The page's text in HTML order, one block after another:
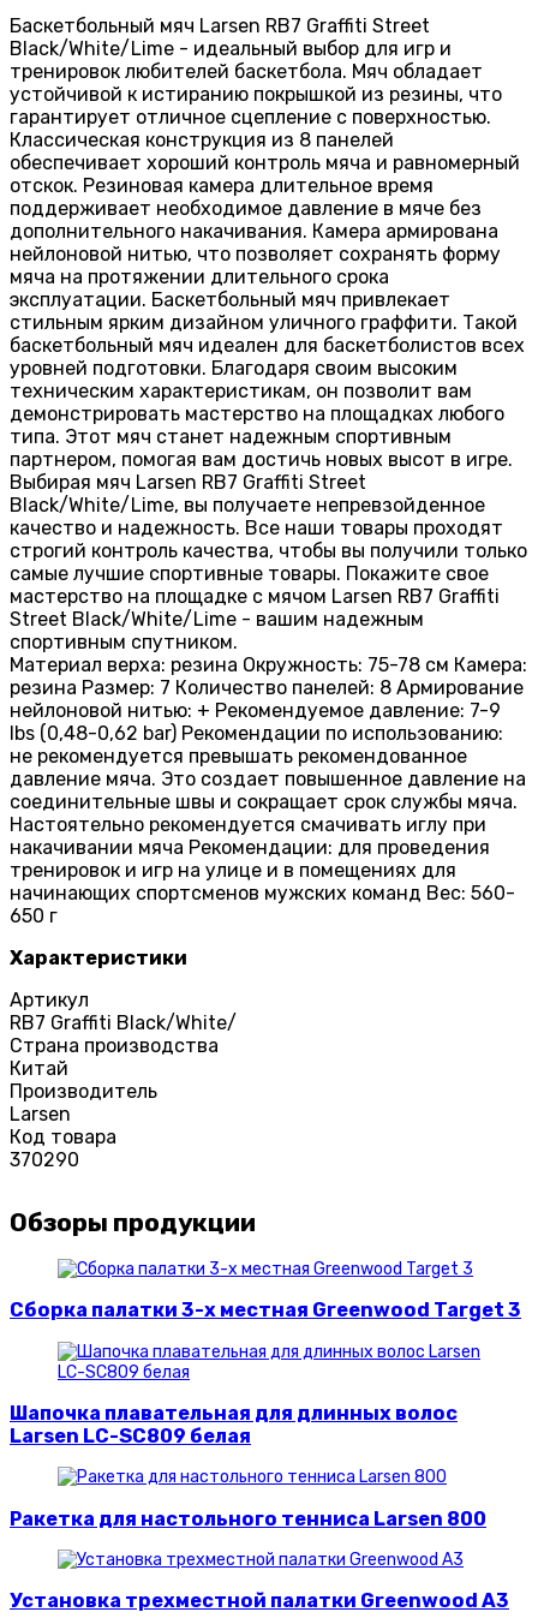
Баскетбольный мяч Larsen RB7 Graffiti Street
Black/White/Lime - идеальный выбор для игр и
тренировок любителей баскетбола. Мяч обладает
устойчивой к истиранию покрышкой из резины, что
гарантирует отличное сцепление с поверхностью.
Классическая конструкция из 8 панелей
обеспечивает хороший контроль мяча и равномерный
отскок. Резиновая камера длительное время
поддерживает необходимое давление в мяче без
дополнительного накачивания. Камера армирована
нейлоновой нитью, что позволяет сохранять форму
мяча на протяжении длительного срока
эксплуатации. Баскетбольный мяч привлекает
стильным ярким дизайном уличного граффити. Такой
баскетбольный мяч идеален для баскетболистов всех
уровней подготовки. Благодаря своим высоким
техническим характеристикам, он позволит вам
демонстрировать мастерство на площадках любого
типа. Этот мяч станет надежным спортивным
партнером, помогая вам достичь новых высот в игре.
Выбирая мяч Larsen RB7 Graffiti Street
Black/White/Lime, вы получаете непревзойденное
качество и надежность. Все наши товары проходят
строгий контроль качества, чтобы вы получили только
самые лучшие спортивные товары. Покажите свое
мастерство на площадке с мячом Larsen RB7 Graffiti
Street Black/White/Lime - вашим надежным
спортивным спутником.
Материал верха: резина Окружность: 75-78 см Камера:
резина Размер: 7 Количество панелей: 8 Армирование
нейлоновой нитью: + Рекомендуемое давление: 7-9
lbs (0,48-0,62 bar) Рекомендации по использованию:
не рекомендуется превышать рекомендованное
давление мяча. Это создает повышенное давление на
соединительные швы и сокращает срок службы мяча.
Настоятельно рекомендуется смачивать иглу при
накачивании мяча Рекомендации: для проведения
тренировок и игр на улице и в помещениях для
начинающих спортсменов мужских команд Вес: 560-
650 г
Характеристики
Артикул
RB7 Graffiti Black/White/
Страна производства
Китай
Производитель
Larsen
Код товара
370290
Обзоры продукции
Сборка палатки 3-х местная Greenwood Target 3
Шапочка плавательная для длинных волос
Larsen LC-SC809 белая
Ракетка для настольного тенниса Larsen 800
Установка трехместной палатки Greenwood A3